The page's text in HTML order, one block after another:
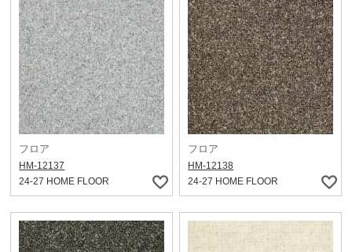
フロア
HM-12137
24-27 HOME FLOOR
フロア
HM-12138
24-27 HOME FLOOR